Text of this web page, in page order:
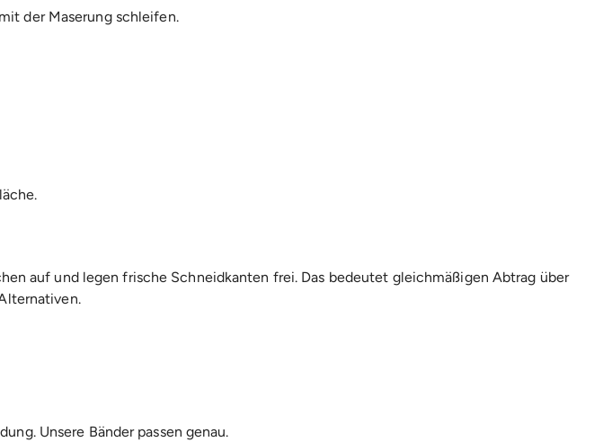
der Maserung schleifen.
auf und legen frische Schneidkanten frei. Das bedeutet gleichmäßigen Abtrag über
Unsere Bänder passen genau.